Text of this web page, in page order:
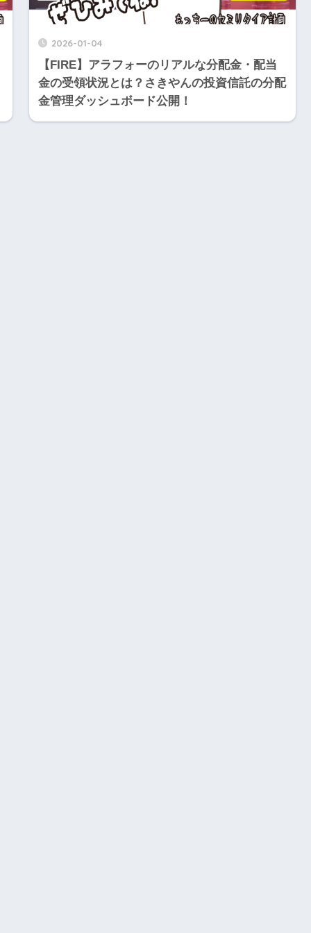
2026-01-04
【FIRE】アラフォーのリアルな分配金・配当
金の受領状況とは？さきやんの投資信託の分配
金管理ダッシュボード公開！